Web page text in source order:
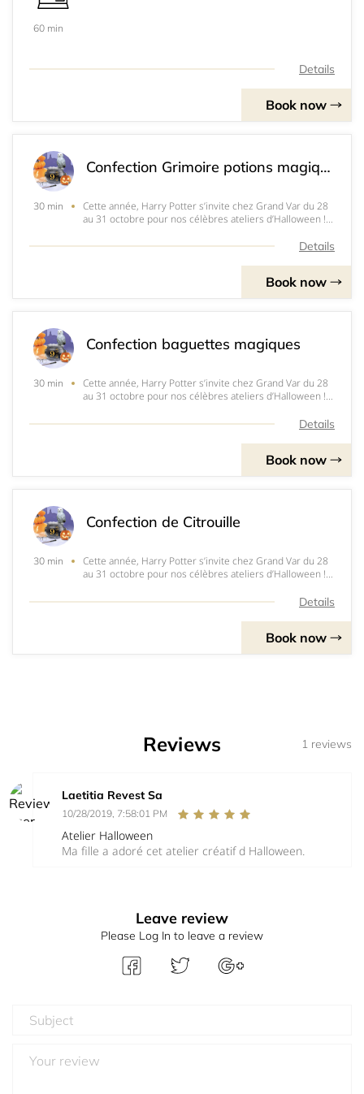
60 min
Details
Book now
Confection Grimoire potions magiques
30 min
Cette année, Harry Potter s’invite chez Grand Var du 28
au 31 octobre pour nos célèbres ateliers d’Halloween !!!
magiques ???Atelier d'1/2 heure - 6 enfants par atelier
Details
Book now
Confection baguettes magiques
30 min
Cette année, Harry Potter s’invite chez Grand Var du 28
au 31 octobre pour nos célèbres ateliers d’Halloween !!!
d'1/2 heure - 6 enfants par atelier 11h à 12h et 15h30 à
Details
Book now
Confection de Citrouille
30 min
Cette année, Harry Potter s’invite chez Grand Var du 28
au 31 octobre pour nos célèbres ateliers d’Halloween !!!
Atelier d'1/2 heure - 6 enfants par atelier 10h à 11h et
Details
Book now
Reviews 1 reviews
Laetitia Revest Sa
10/28/2019, 7:58:01 PM
Atelier Halloween
Ma fille a adoré cet atelier créatif d Halloween.
Leave review
Please Log In to leave a review